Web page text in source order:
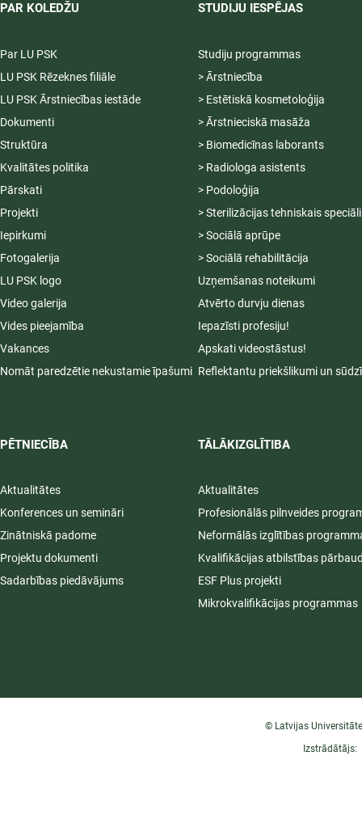
PAR KOLEDŽU
Par LU PSK
LU PSK Rēzeknes filiāle
LU PSK Ārstniecības iestāde
Dokumenti
Struktūra
Kvalitātes politika
Pārskati
Projekti
Iepirkumi
Fotogalerija
LU PSK logo
Video galerija
Vides pieejamība
Vakances
Nomāt paredzētie nekustamie īpašumi
PĒTNIECĪBA
Aktualitātes
Konferences un semināri
Zinātniskā padome
Projektu dokumenti
Sadarbības piedāvājums
STUDIJU IESPĒJAS
Studiju programmas
> Ārstniecība
> Estētiskā kosmetoloģija
> Ārstnieciskā masāža
> Biomedicīnas laborants
> Radiologa asistents
> Podoloģija
> Sterilizācijas tehniskais
> Sociālā aprūpe
> Sociālā rehabilitācija
Uzņemšanas noteikumi
Atvērto durvju dienas
Iepazīsti profesiju!
Apskati videostāstus!
Reflektantu priekšlikumi un
TĀLĀKIZGLĪTIBA
Aktualitātes
Profesionālās pilnveides
Neformālās izglītības
Kvalifikācijas atbilstības
ESF Plus projekti
Mikrokvalifikācijas programmas
© Latvijas
Izstrādātājs: